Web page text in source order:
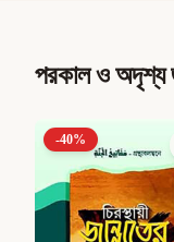
পরকাল ও অদৃশ্য
-40%